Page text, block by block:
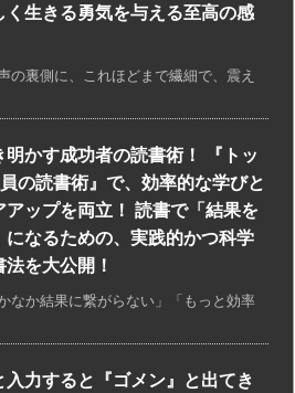
く生きる勇気を与える至高の感
の裏側に、これほどまで繊細で、震え
明かす成功者の読書術！ 『トッ
の読書術』で、効率的な学びと
アップを両立！ 読書で「結果を
になるための、実践的かつ科学
を大公開！
なか結果に繋がらない」「もっと効率
入力すると『ゴメン』と出てき